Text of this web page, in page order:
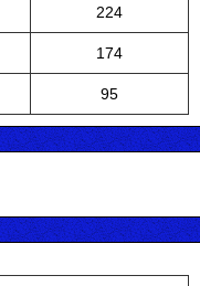
224
174
95